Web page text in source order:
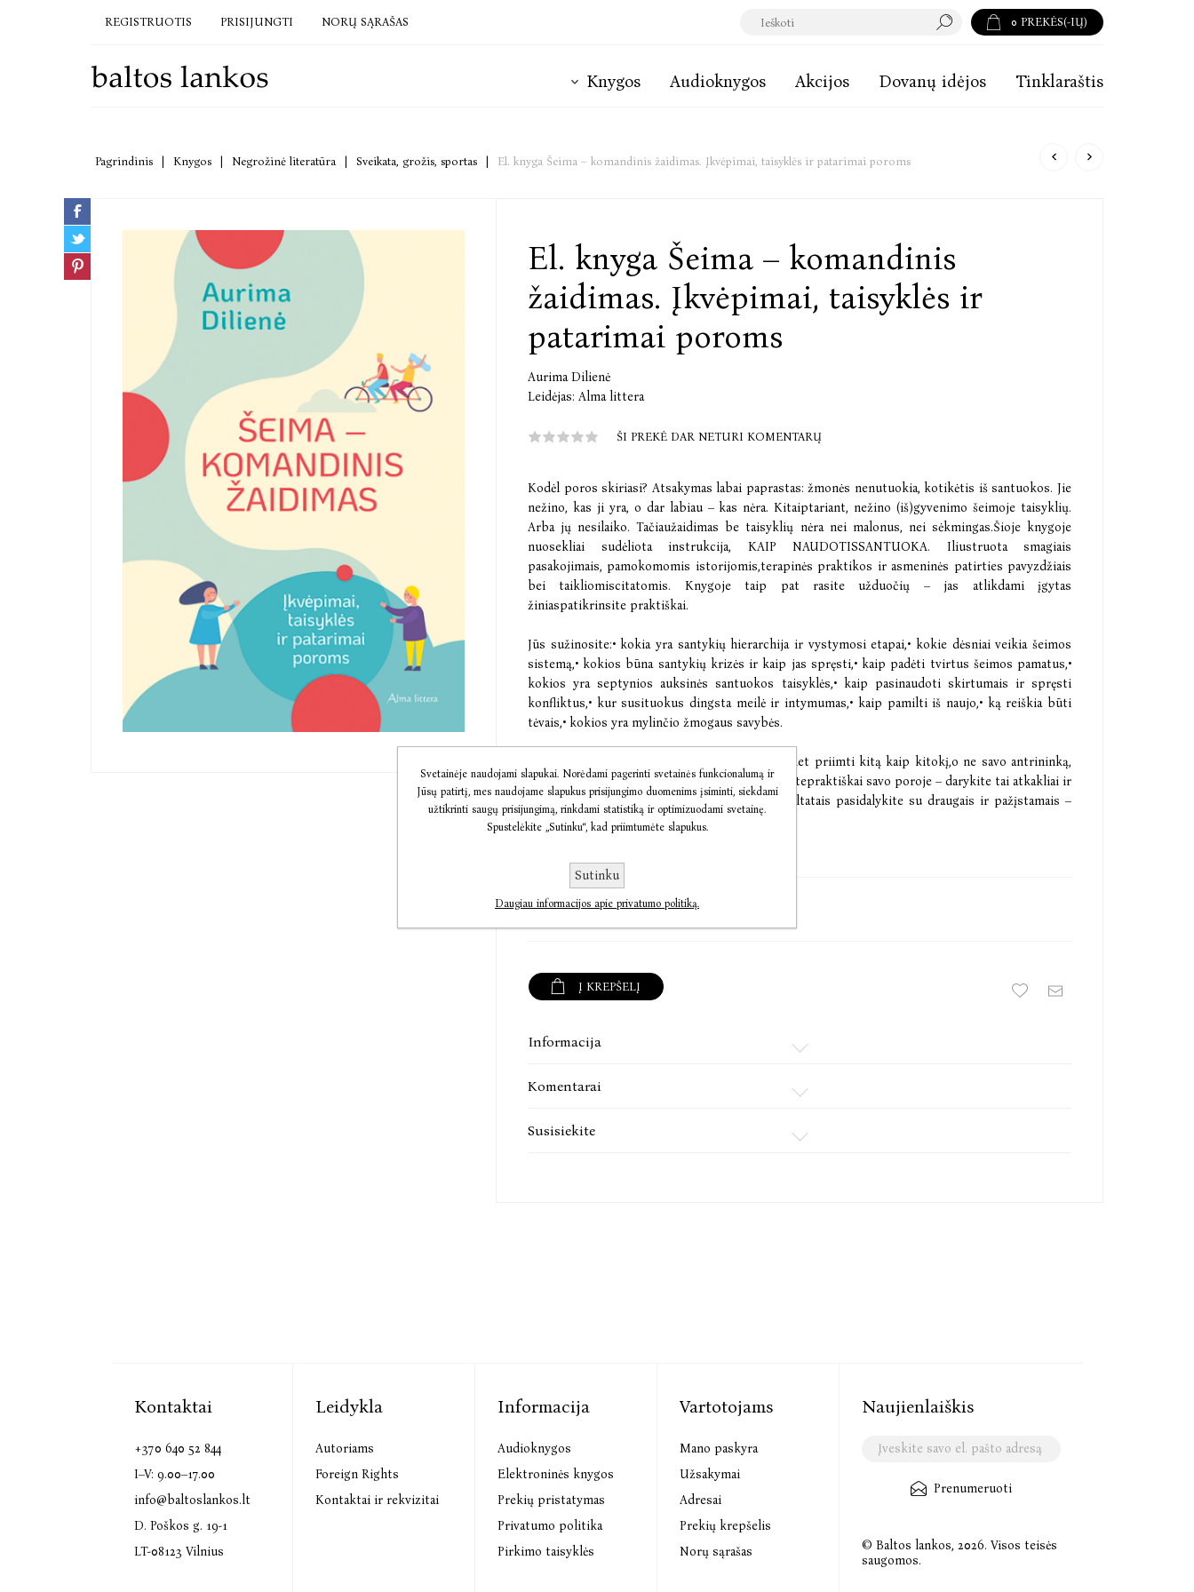
REGISTRUOTIS PRISIJUNGTI NORŲ SĄRAŠAS 0 PREKĖS(-IŲ)
Knygos Audioknygos Akcijos Dovanų idėjos Tinklaraštis
Pagrindinis Knygos Negrožinė literatūra Sveikata, grožis, sportas El. knyga Šeima – komandinis žaidimas. Įkvėpimai, taisyklės ir patarimai poroms
El. knyga Šeima – komandinis
žaidimas. Įkvėpimai, taisyklės ir
patarimai poroms
Aurima Dilienė
Leidėjas: Alma littera
ŠI PREKĖ DAR NETURI KOMENTARŲ
Kodėl poros skiriasi? Atsakymas labai paprastas: žmonės nenutuokia, kotikėtis iš santuokos. Jie
nežino, kas ji yra, o dar labiau – kas nėra. Kitaiptariant, nežino (iš)gyvenimo šeimoje taisyklių.
Arba jų nesilaiko. Tačiaužaidimas be taisyklių nėra nei malonus, nei sėkmingas.Šioje knygoje
nuosekliai sudėliota instrukcija, KAIP NAUDOTISSANTUOKA. Iliustruota smagiais
pasakojimais, pamokomomis istorijomis,terapinės praktikos ir asmeninės patirties pavyzdžiais
bei taikliomiscitatomis. Knygoje taip pat rasite užduočių – jas atlikdami įgytas
žiniaspatikrinsite praktiškai.
Jūs sužinosite:• kokia yra santykių hierarchija ir vystymosi etapai,• kokie dėsniai veikia šeimos
sistemą,• kokios būna santykių krizės ir kaip jas spręsti,• kaip padėti tvirtus šeimos pamatus,•
kokios yra septynios auksinės santuokos taisyklės,• kaip pasinaudoti skirtumais ir spręsti
konfliktus,• kur susituokus dingsta meilė ir intymumas,• kaip pamilti iš naujo,• ką reiškia būti
tėvais,• kokios yra mylinčio žmogaus savybės.
Išsikelkite uždavinį geriau pažinti save ir tuomet priimti kitą kaip kitokį,o ne savo antrininką,
su kuriuo būtų patogu gyventi. Viską išmėginkitepraktiškai savo poroje – darykite tai atkakliai ir
tam tikrą laiką, o ne vienintelįkartą. Tada rezultatais pasidalykite su draugais ir pažįstamais –
jukdalijantis gėrio daugėja.
€9,54 €11,92
Į KREPŠELĮ
Informacija
Komentarai
Susisiekite
Kontaktai
+370 640 52 844
I–V: 9.00–17.00
info@baltoslankos.lt
D. Poškos g. 19-1
LT-08123 Vilnius
Leidykla
Autoriams
Foreign Rights
Kontaktai ir rekvizitai
Informacija
Audioknygos
Elektroninės knygos
Prekių pristatymas
Privatumo politika
Pirkimo taisyklės
Vartotojams
Mano paskyra
Užsakymai
Adresai
Prekių krepšelis
Norų sąrašas
Naujienlaiškis
Prenumeruoti
© Baltos lankos, 2026. Visos teisės
saugomos.
Svetainėje naudojami slapukai. Norėdami pagerinti svetainės funkcionalumą ir
Jūsų patirtį, mes naudojame slapukus prisijungimo duomenims įsiminti, siekdami
užtikrinti saugų prisijungimą, rinkdami statistiką ir optimizuodami svetainę.
Spustelėkite „Sutinku“, kad priimtumėte slapukus.
Sutinku
Daugiau informacijos apie privatumo politiką.